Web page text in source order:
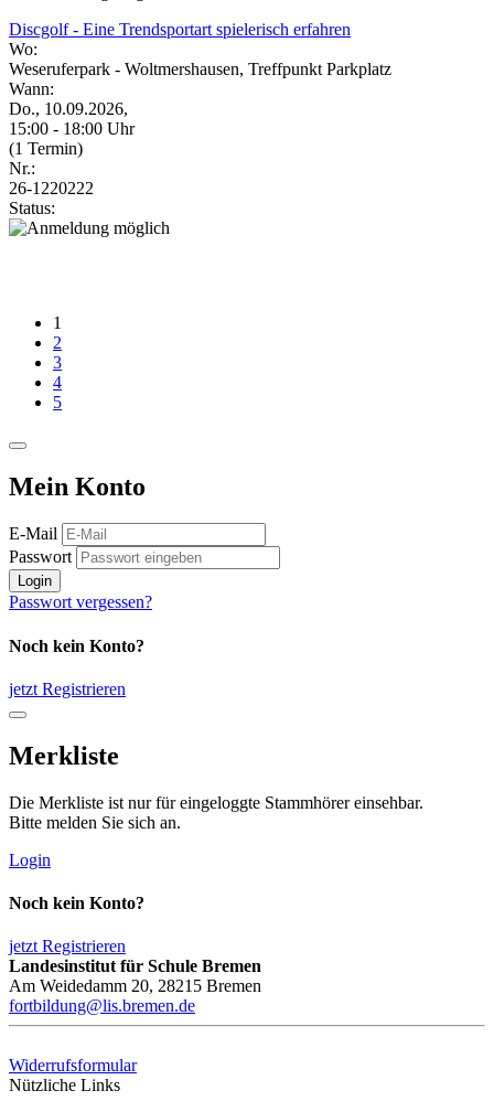
Discgolf - Eine Trendsportart spielerisch erfahren
Wo:
Weseruferpark - Woltmershausen, Treffpunkt Parkplatz
Wann:
Do., 10.09.2026,
15:00 - 18:00 Uhr
(1 Termin)
Nr.:
26-1220222
Status:
1
2
3
4
5
Mein Konto
E-Mail
Passwort
Login
Passwort vergessen?
Noch kein Konto?
jetzt Registrieren
Merkliste
Die Merkliste ist nur für eingeloggte Stammhörer einsehbar.
Bitte melden Sie sich an.
Login
Noch kein Konto?
jetzt Registrieren
Landesinstitut für Schule Bremen
Am Weidedamm 20, 28215 Bremen
fortbildung@lis.bremen.de
Widerrufsformular
Nützliche Links